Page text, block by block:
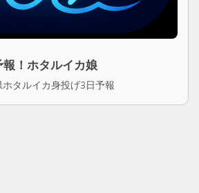
報！ホタルイカ娘
ホタルイカ身投げ3日予報